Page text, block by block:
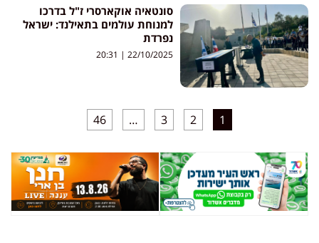
סונטאיה אוקארסרי ז"ל בדרכו
למנוחת עולמים בתאילנד: ישראל
נפרדת
22/10/2025
1
2
3
…
46